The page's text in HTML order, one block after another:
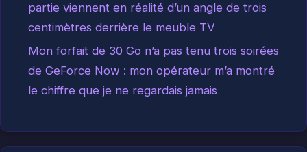
partie viennent en réalité d’un angle de trois
centimètres derrière le meuble TV
Mon forfait de 30 Go n’a pas tenu trois soirées
de GeForce Now : mon opérateur m’a montré
le chiffre que je ne regardais jamais